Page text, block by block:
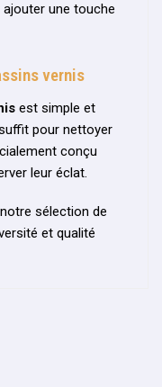
une touche
vernis
est simple et
pour nettoyer
conçu
leur éclat.
sélection de
et qualité